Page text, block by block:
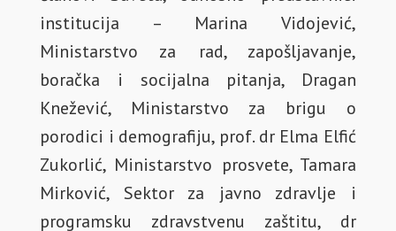
institucija – Marina Vidojević,
Ministarstvo za rad, zapošljavanje,
boračka i socijalna pitanja, Dragan
Knežević, Ministarstvo za brigu o
porodici i demografiju, prof. dr Elma Elfić
Zukorlić, Ministarstvo prosvete, Tamara
Mirković, Sektor za javno zdravlje i
programsku zdravstvenu zaštitu, dr